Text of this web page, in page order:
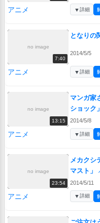
アニメ ▼詳細
no image
7:40
となりの
2014/5/5
アニメ ▼詳細
no image
13:15
マンガ家
ショック
2014/5/8
アニメ ▼詳細
no image
23:54
メカクシ
マスト」
2014/5/11
アニメ ▼詳細